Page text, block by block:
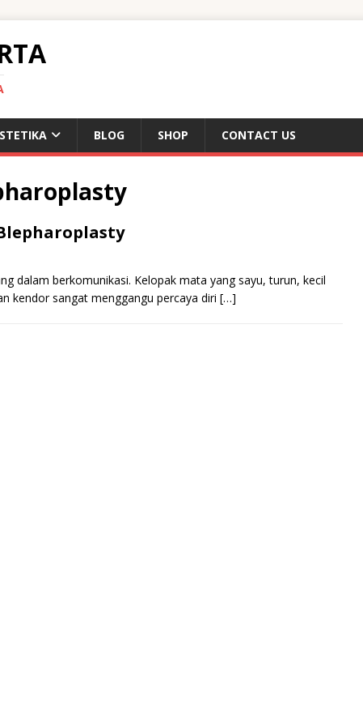
BLOG SHOP CONTACT US
dalam berkomunikasi. Kelopak mata yang sayu, turun, kecil
kendor sangat menggangu percaya diri […]